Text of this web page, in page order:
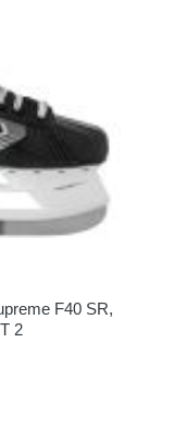
F40 SR,
2